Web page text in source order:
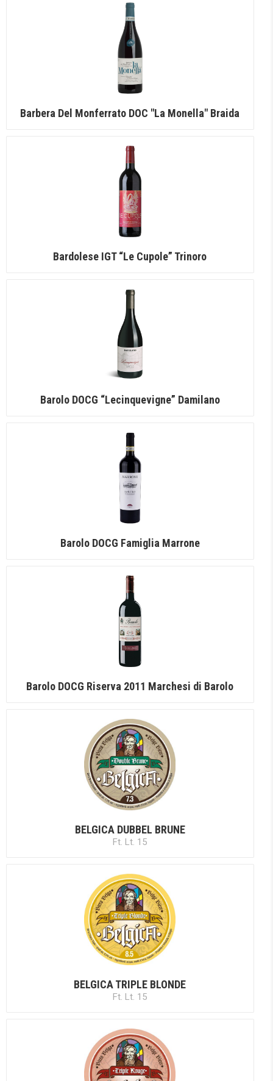
Barbera Del Monferrato DOC "La Monella" Braida
Bardolese IGT “Le Cupole” Trinoro
Barolo DOCG “Lecinquevigne” Damilano
Barolo DOCG Famiglia Marrone
Barolo DOCG Riserva 2011 Marchesi di Barolo
BELGICA DUBBEL BRUNE
Ft. Lt. 15
BELGICA TRIPLE BLONDE
Ft. Lt. 15